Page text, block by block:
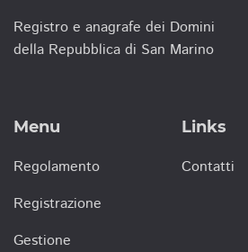
Registro e anagrafe dei Domini
della Repubblica di San Marino
Menu
Regolamento
Registrazione
Gestione
Links
Contatti